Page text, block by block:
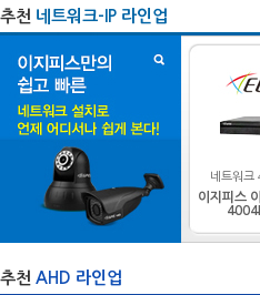
추천 네트워크-IP 라인업
네트워크
이지피스
추천 AHD 라인업